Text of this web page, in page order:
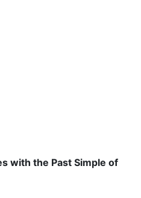
with the Past Simple of